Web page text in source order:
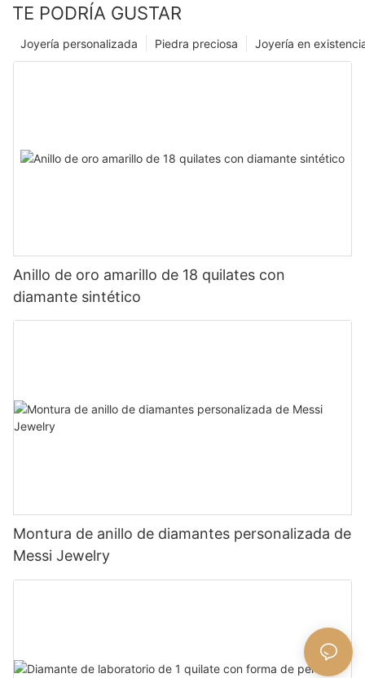
TE PODRÍA GUSTAR
Joyería en
Piedra preciosa
Joyería personalizada
Anillo de oro amarillo de 18 quilates con
diamante sintético
Montura de anillo de diamantes personalizada de
Messi Jewelry